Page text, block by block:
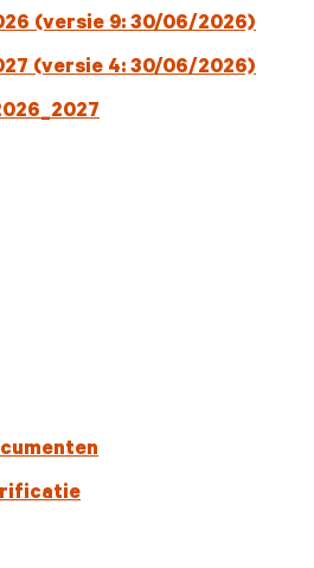
(versie 9: 30/06/2026)
(versie 4: 30/06/2026)